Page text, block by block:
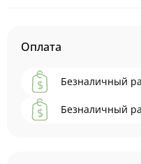
Оплата
Безналичный
Безналичный